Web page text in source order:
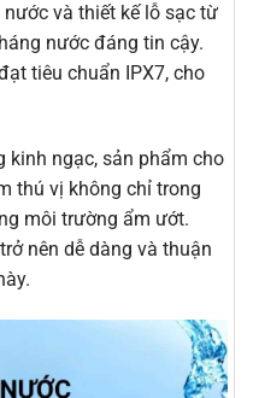
và thiết kế lỗ sạc từ
nước đáng tin cậy.
tiêu chuẩn IPX7, cho
kinh ngạc, sản phẩm cho
thú vị không chỉ trong
môi trường ẩm ướt.
nên dễ dàng và thuận